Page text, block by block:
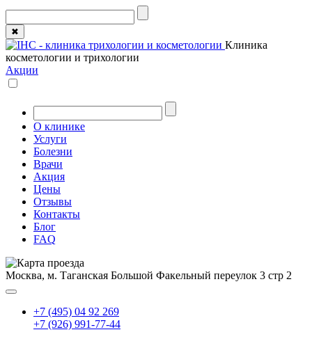
✖
Клиника
косметологии и трихологии
Акции
О клинике
Услуги
Болезни
Врачи
Акция
Цены
Отзывы
Контакты
Блог
FAQ
Москва, м. Таганская Большой Факельный переулок 3 стр 2
+7 (495) 04 92 269
+7 (926) 991-77-44